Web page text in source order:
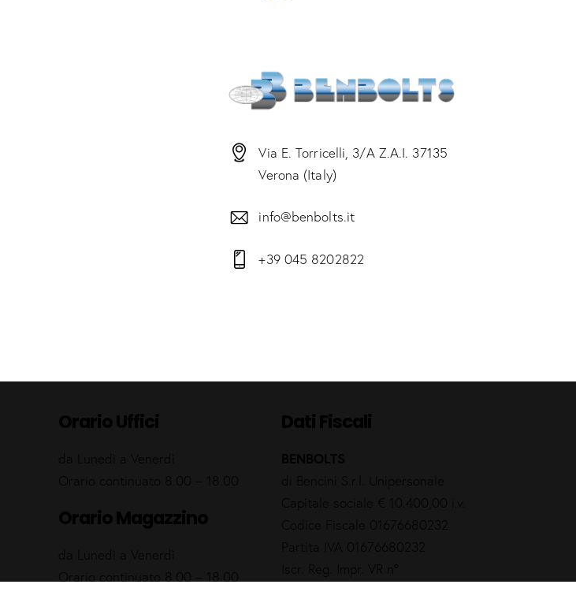
Via E. Torricelli, 3/A Z.A.I. 37135
Verona (Italy)
info@benbolts.it
+39 045 8202822
Orario Uffici
Orario continuato 8.00 – 18.00
Orario Magazzino
Orario continuato 8.00 – 18.00
Dati Fiscali
BENBOLTS
Capitale sociale € 10.400,00 i.v.
Codice Fiscale 01676680232
Partita IVA 01676680232
Iscr. Reg. Impr. VR nº